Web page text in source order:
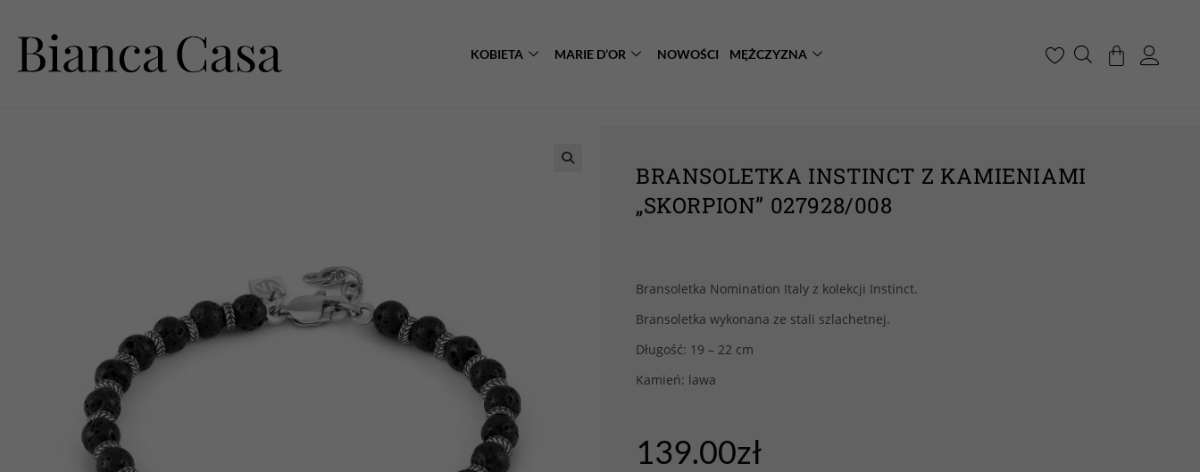
KOBIETA MARIE D’OR NOWOŚCI MĘŻCZYZNA
BRANSOLETKA INSTINCT Z KAMIENIAMI
„SKORPION” 027928/008
Bransoletka Nomination Italy z kolekcji Instinct.
Bransoletka wykonana ze stali szlachetnej.
Długość: 19 – 22 cm
Kamień: lawa
139.00zł